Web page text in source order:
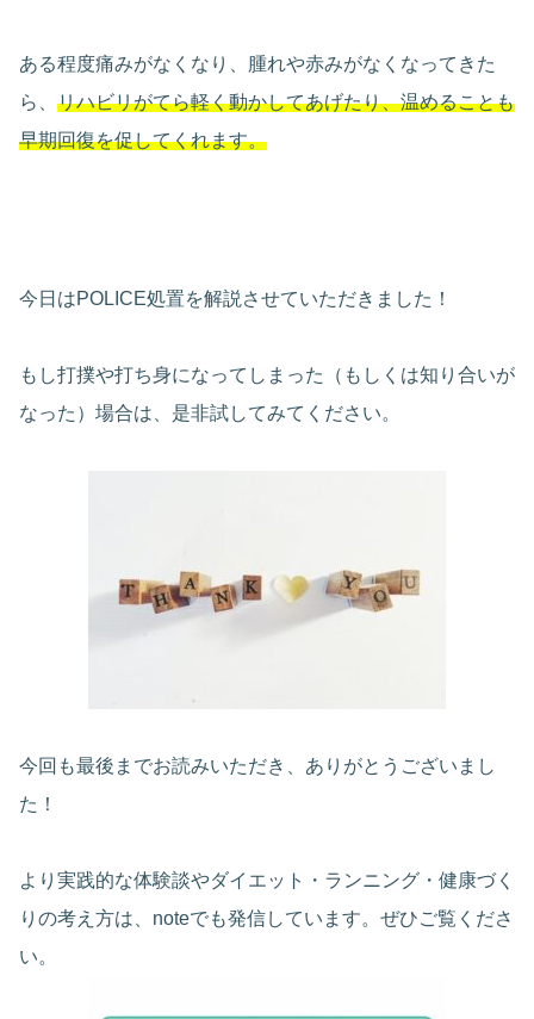
ある程度痛みがなくなり、腫れや赤みがなくなってきた
ら、 リハビリがてら軽く動かしてあげたり、温めることも
早期回復を促してくれます。
今日はPOLICE処置を解説させていただきました！
もし打撲や打ち身になってしまった（もしくは知り合いが
なった）場合は、是非試してみてください。
今回も最後までお読みいただき、ありがとうございまし
た！
より実践的な体験談やダイエット・ランニング・健康づく
りの考え方は、noteでも発信しています。ぜひご覧くださ
い。